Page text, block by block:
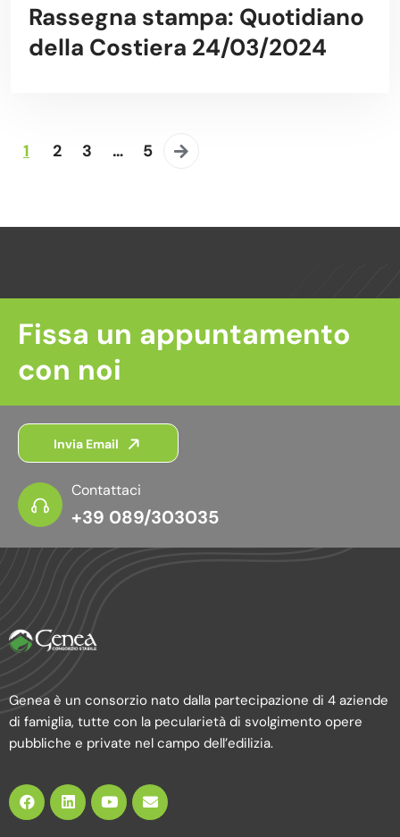
Rassegna stampa: Quotidiano
della Costiera 24/03/2024
1 2 3 … 5
Fissa un appuntamento
con noi
Invia Email
Contattaci
+39 089/303035
Genea è un consorzio nato dalla partecipazione di 4 aziende
di famiglia, tutte con la pecularietà di svolgimento opere
pubbliche e private nel campo dell’edilizia.